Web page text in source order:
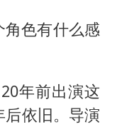
色有什么感
年前出演这
依旧。导演